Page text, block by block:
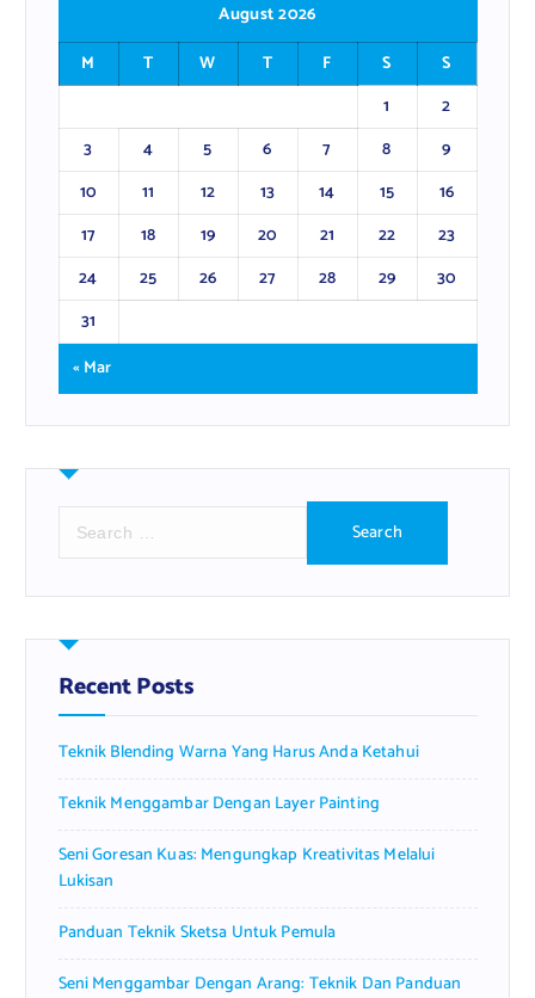
August 2026
M
T W T F S
S
1
2
3
4 5 6 7 8
9
10
11 12 13 14 15
16
17
18 19 20 21 22
23
24
25 26 27 28 29
30
31
« Mar
r
h
f
o
:
Recent Posts
Teknik Blending Warna Yang Harus Anda Ketahui
Teknik Menggambar Dengan Layer Painting
Seni Goresan Kuas: Mengungkap Kreativitas Melalui
Lukisan
Panduan Teknik Sketsa Untuk Pemula
Seni Menggambar Dengan Arang: Teknik Dan Panduan